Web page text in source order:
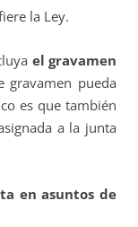
la Ley.
el gravamen
gravamen pueda
es que también
a la junta
en asuntos de